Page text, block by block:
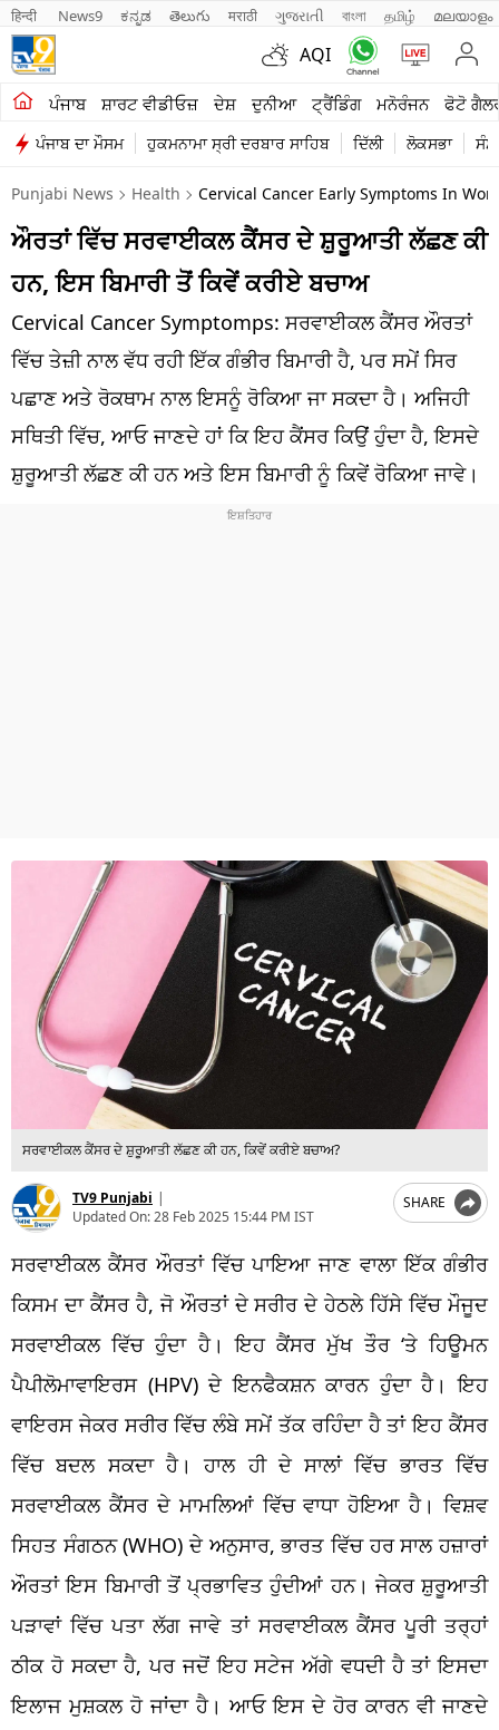
हिन्दी News9 ಕನ್ನಡ తెలుగు मराठी ગુજરાતી বাংলা தமிழ் മലയാളം
AQI
ਪੰਜਾਬ ਸ਼ਾਰਟ ਵੀਡੀਓਜ਼ ਦੇਸ਼ ਦੁਨੀਆ ਟ੍ਰੈਂਡਿੰਗ ਮਨੋਰੰਜਨ ਫੋਟੋ
ਪੰਜਾਬ ਦਾ ਮੌਸਮ ਹੁਕਮਨਾਮਾ ਸ੍ਰੀ ਦਰਬਾਰ ਸਾਹਿਬ ਦਿੱਲੀ ਲੋਕਸਭਾ
ਖੇਤੀਬਾੜੀ
ਸ਼ਾਰਟ ਵੀਡੀਓਜ਼
ਕਾਰੋਬਾਰ
ਕਰਿਅਰ
ਮਨੋਰੰਜਨ
ਦੇਸ਼
ਲਾਈਫ ਸਟਾਈਲ
Punjabi News Health Cervical Cancer Early Symptoms In
ਔਰਤਾਂ ਵਿੱਚ ਸਰਵਾਈਕਲ ਕੈਂਸਰ ਦੇ ਸ਼ੁਰੂਆਤੀ ਲੱਛਣ ਕੀ
ਹਨ, ਇਸ ਬਿਮਾਰੀ ਤੋਂ ਕਿਵੇਂ ਕਰੀਏ ਬਚਾਅ
Cervical Cancer Symptomps: ਸਰਵਾਈਕਲ ਕੈਂਸਰ ਔਰਤਾਂ
ਵਿੱਚ ਤੇਜ਼ੀ ਨਾਲ ਵੱਧ ਰਹੀ ਇੱਕ ਗੰਭੀਰ ਬਿਮਾਰੀ ਹੈ, ਪਰ ਸਮੇਂ ਸਿਰ
ਪਛਾਣ ਅਤੇ ਰੋਕਥਾਮ ਨਾਲ ਇਸਨੂੰ ਰੋਕਿਆ ਜਾ ਸਕਦਾ ਹੈ। ਅਜਿਹੀ
ਸਥਿਤੀ ਵਿੱਚ, ਆਓ ਜਾਣਦੇ ਹਾਂ ਕਿ ਇਹ ਕੈਂਸਰ ਕਿਉਂ ਹੁੰਦਾ ਹੈ, ਇਸਦੇ
ਸ਼ੁਰੂਆਤੀ ਲੱਛਣ ਕੀ ਹਨ ਅਤੇ ਇਸ ਬਿਮਾਰੀ ਨੂੰ ਕਿਵੇਂ ਰੋਕਿਆ ਜਾਵੇ।
ਸਰਵਾਈਕਲ ਕੈਂਸਰ ਦੇ ਸ਼ੁਰੂਆਤੀ ਲੱਛਣ ਕੀ ਹਨ, ਕਿਵੇਂ ਕਰੀਏ ਬਚਾਅ?
TV9 Punjabi |
Updated On:28 Feb 2025 15:44 PM IST
SHARE
ਸਰਵਾਈਕਲ ਕੈਂਸਰ ਔਰਤਾਂ ਵਿੱਚ ਪਾਇਆ ਜਾਣ ਵਾਲਾ ਇੱਕ ਗੰਭੀਰ
ਕਿਸਮ ਦਾ ਕੈਂਸਰ ਹੈ, ਜੋ ਔਰਤਾਂ ਦੇ ਸਰੀਰ ਦੇ ਹੇਠਲੇ ਹਿੱਸੇ ਵਿੱਚ ਮੌਜੂਦ
ਸਰਵਾਈਕਲ ਵਿੱਚ ਹੁੰਦਾ ਹੈ। ਇਹ ਕੈਂਸਰ ਮੁੱਖ ਤੌਰ ‘ਤੇ ਹਿਊਮਨ
ਪੈਪੀਲੋਮਾਵਾਇਰਸ (HPV) ਦੇ ਇਨਫੈਕਸ਼ਨ ਕਾਰਨ ਹੁੰਦਾ ਹੈ। ਇਹ
ਵਾਇਰਸ ਜੇਕਰ ਸਰੀਰ ਵਿੱਚ ਲੰਬੇ ਸਮੇਂ ਤੱਕ ਰਹਿੰਦਾ ਹੈ ਤਾਂ ਇਹ ਕੈਂਸਰ
ਵਿੱਚ ਬਦਲ ਸਕਦਾ ਹੈ। ਹਾਲ ਹੀ ਦੇ ਸਾਲਾਂ ਵਿੱਚ ਭਾਰਤ ਵਿੱਚ
ਸਰਵਾਈਕਲ ਕੈਂਸਰ ਦੇ ਮਾਮਲਿਆਂ ਵਿੱਚ ਵਾਧਾ ਹੋਇਆ ਹੈ। ਵਿਸ਼ਵ
ਸਿਹਤ ਸੰਗਠਨ (WHO) ਦੇ ਅਨੁਸਾਰ, ਭਾਰਤ ਵਿੱਚ ਹਰ ਸਾਲ ਹਜ਼ਾਰਾਂ
ਔਰਤਾਂ ਇਸ ਬਿਮਾਰੀ ਤੋਂ ਪ੍ਰਭਾਵਿਤ ਹੁੰਦੀਆਂ ਹਨ। ਜੇਕਰ ਸ਼ੁਰੂਆਤੀ
ਪੜਾਵਾਂ ਵਿੱਚ ਪਤਾ ਲੱਗ ਜਾਵੇ ਤਾਂ ਸਰਵਾਈਕਲ ਕੈਂਸਰ ਪੂਰੀ ਤਰ੍ਹਾਂ
ਠੀਕ ਹੋ ਸਕਦਾ ਹੈ, ਪਰ ਜਦੋਂ ਇਹ ਸਟੇਜ ਅੱਗੇ ਵਧਦੀ ਹੈ ਤਾਂ ਇਸਦਾ
ਇਲਾਜ ਮੁਸ਼ਕਲ ਹੋ ਜਾਂਦਾ ਹੈ। ਆਓ ਇਸ ਦੇ ਹੋਰ ਕਾਰਨ ਵੀ ਜਾਣਦੇ